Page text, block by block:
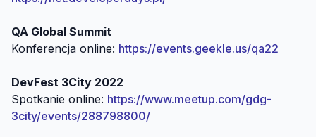
QA Global Summit
Konferencja online: https://events.geekle.us/qa22
DevFest 3City 2022
Spotkanie online: https://www.meetup.com/gdg-
3city/events/288798800/